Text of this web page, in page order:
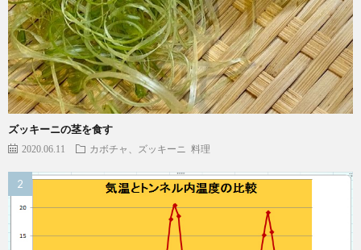
ズッキーニの茎を食す
2020.06.11 カボチャ、ズッキーニ 料理